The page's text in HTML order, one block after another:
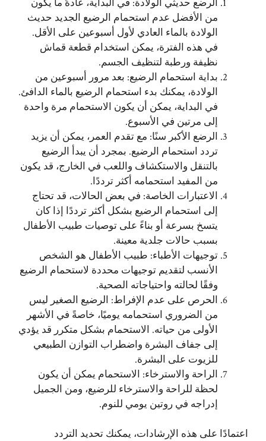
الرضع حديثي الولادة: في البداية، عادةً ما يكون
من الأفضل عدم استحمام الرضيع الجديد حديث
الولادة بالماء العادي لأول أسبوعين على الأقل.
في هذه الفترة، يمكن استخدام قطعة قماش
نظيفة ورطبة لتنظيف الجسم.
بداية استحمام الرضيع: بعد مرور أسبوعين من
الولادة، يمكنك بدء استحمام الرضيع بالماء الدافئ.
في البداية، يمكن أن يكون الاستحمام مرة واحدة
إلى مرتين في الأسبوع.
الرضع الأكبر سنًا: مع تقدم العمر، يمكن أن يزيد
تردد استحمام الرضيع. بمجرد أن يبدأ الرضيع
بالتنقل والاستكشاف واللعب في الخارج، قد يكون
من المفيد استحمامه أكثر ترددًا.
الاعتبارات الخاصة: في بعض الحالات، قد تحتاج
إلى استحمام الرضيع بشكل أكثر ترددًا إذا كان
يتسخ بسرعة أو بناءً على توصيات طبيب الأطفال
بسبب حالات جلدية معينة.
توجيهات الأطباء: طبيب الأطفال هو الشخص
الأنسب لتقديم توجيهات محددة لاستحمام الرضيع
وفقًا لحالته واحتياجاته الصحية.
الحرص على عدم الإفراط: الرضيع الصغير ليس
من الضروري استحمامه يوميًا، خاصةً في الأشهر
الأولى من حياته. الاستحمام بشكل متكرر قد يؤدي
إلى جفاف البشرة واضطراب التوازن الطبيعي
للزيوت على البشرة.
الراحة والاسترخاء: الاستحمام يمكن أن يكون
لحظة للراحة والاسترخاء للرضيع، ومن الجميل
إدراجه في روتين يومي للنوم.
اعتمادًا على هذه الإرشادات، يمكنك تحديد التردد